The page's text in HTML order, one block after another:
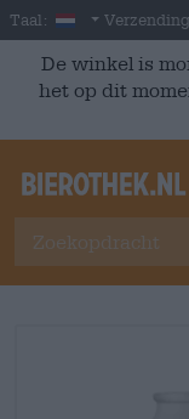
Skip to main content
Taal: Dutch
De winkel is
het op dit